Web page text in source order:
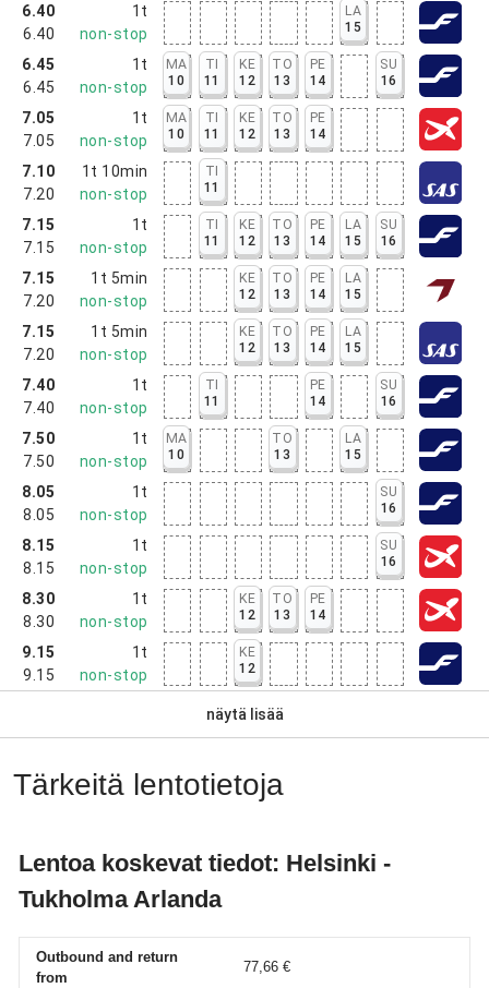
6.40
6.40
1t
non-stop
LA
15
6.45
6.45
1t
non-stop
MA
10
TI
11
KE
12
TO
13
PE
14
SU
16
7.05
7.05
1t
non-stop
MA
10
TI
11
KE
12
TO
13
PE
14
7.10
7.20
1t 10min
non-stop
TI
11
7.15
7.15
1t
non-stop
TI
11
KE
12
TO
13
PE
14
LA
15
SU
16
7.15
7.20
1t 5min
non-stop
KE
12
TO
13
PE
14
LA
15
7.15
7.20
1t 5min
non-stop
KE
12
TO
13
PE
14
LA
15
7.40
7.40
1t
non-stop
TI
11
PE
14
SU
16
7.50
7.50
1t
non-stop
MA
10
TO
13
LA
15
8.05
8.05
1t
non-stop
SU
16
8.15
8.15
1t
non-stop
SU
16
8.30
8.30
1t
non-stop
KE
12
TO
13
PE
14
9.15
9.15
1t
non-stop
KE
12
näytä lisää
Tärkeitä lentotietoja
Lentoa koskevat tiedot: Helsinki -
Tukholma Arlanda
Outbound and return
from
77,66 €